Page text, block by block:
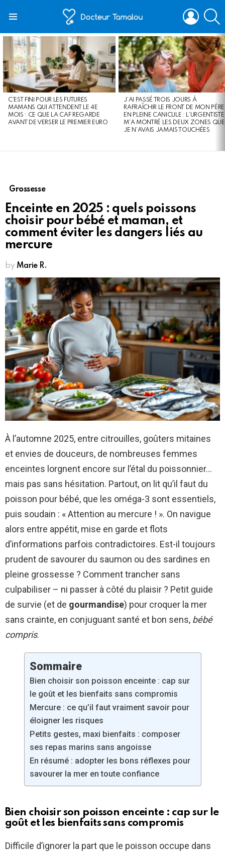
LOGIN
LATEST
STORIES
C’EST FINI POUR LES FUTURES
MAMANS QUI ATTENDENT LE 4E
MOIS : CE QUE LA CAF REGARDE
AVANT DE VERSER LE PREMIER EURO
J’AI PASSÉ TROIS JOURS À
RAFRAÎCHIR LE FRONT DE MON PÈRE
EN PLEINE CANICULE : L’URGENTISTE
M’A MONTRÉ LES DEUX ZONES QUE
JE N’AVAIS JAMAIS TOUCHÉES
Grossesse
Enceinte en 2025 : quels poissons
choisir pour bébé et maman, et
comment éviter les dangers liés au
mercure
by Marie R.
À l’automne 2025, entre citrouilles, goûters mitaines
et envies de douceurs, de nombreuses femmes
enceintes lorgnent encore sur l’étal du poissonnier…
mais pas sans hésitation. Partout, on lit qu’il faut du
poisson pour bébé, que les oméga-3 sont essentiels,
puis soudain : « Attention au mercure ! ». On navigue
alors entre appétit, mise en garde et flots
d’informations parfois contradictoires. Est-il toujours
prudent de savourer du saumon ou des sardines en
pleine grossesse ? Comment trancher sans
culpabiliser – ni passer à côté du plaisir ? Petit guide
de survie (et de gourmandise) pour croquer la mer
sans crainte, en conjuguant santé et bon sens, bébé
compris.
Sommaire
Bien choisir son poisson enceinte : cap sur
le goût et les bienfaits sans compromis
Mercure : ce qu’il faut vraiment savoir pour
éloigner les risques
Petits gestes, maxi bienfaits : composer
ses repas marins sans angoisse
En résumé : adopter les bons réflexes pour
savourer la mer en toute confiance
Bien choisir son poisson enceinte : cap sur le
goût et les bienfaits sans compromis
Difficile d’ignorer la part que le poisson occupe dans